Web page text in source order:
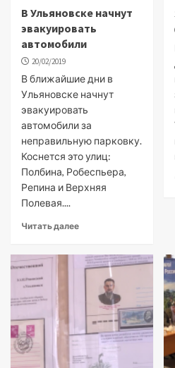
В Ульяновске начнут
эвакуировать
автомобили
20/02/2019
В ближайшие дни в
Ульяновске начнут
эвакуировать
автомобили за
неправильную парковку.
Коснется это улиц:
Полбина, Робеспьера,
Репина и Верхняя
Полевая....
Читать далее